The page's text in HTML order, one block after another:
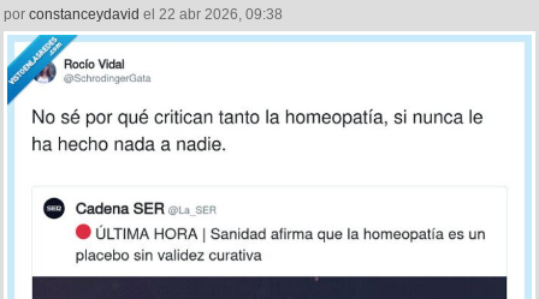
por constanceydavid el 22 abr 2026, 09:38